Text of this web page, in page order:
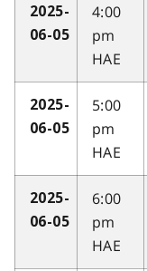
2025-
06-05
4:00
pm
HAE
2025-
06-05
5:00
pm
HAE
2025-
06-05
6:00
pm
HAE